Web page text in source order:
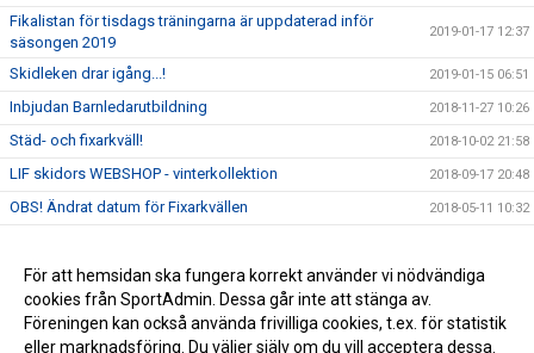
Fikalistan för tisdags träningarna är uppdaterad inför
säsongen 2019
2019-01-17 12:37
Skidleken drar igång...! 2019-01-15 06:51
Inbjudan Barnledarutbildning 2018-11-27 10:26
Städ- och fixarkväll! 2018-10-02 21:58
LIF skidors WEBSHOP - vinterkollektion 2018-09-17 20:48
OBS! Ändrat datum för Fixarkvällen 2018-05-11 10:32
Nu startar vi upp SKIDLEKEN! 2018-01-07 16:26
Kick off skidsäsongen 2017/2018 2017-09-09 08:23
För att hemsidan ska fungera korrekt använder vi nödvändiga
cookies från SportAdmin. Dessa går inte att stänga av.
Föreningen kan också använda frivilliga cookies, t.ex. för statistik
eller marknadsföring. Du väljer själv om du vill acceptera dessa.